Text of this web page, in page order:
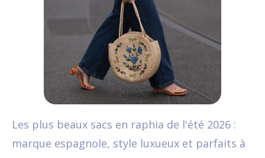
Les plus beaux sacs en raphia de l'été 2026 :
marque espagnole, style luxueux et parfaits à